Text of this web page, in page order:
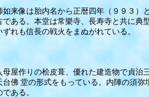
如来像は胎内名から正暦四年（９９３）
である。本堂は常樂寺、長寿寺と共に典
れも信長の戦火をまぬがれている。
母屋作りの桧皮葺、優れた建造物で貞治
台佛 堂の形式をもっている。内陣の須
ある。